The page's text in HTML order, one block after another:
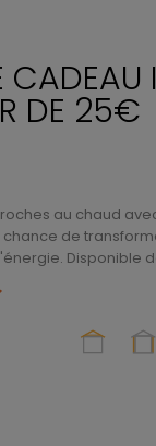
CADEAU
DE 25€
au chaud
de
Disponible